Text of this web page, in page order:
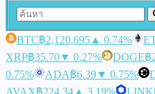
BTC฿2,120,695 ▲ 0.74%
XRP฿35.70▼ 0.27% DOGE฿
0.75%
ADA฿6.39▼ 0.75%
AVAX฿224.34 ▲ 3.19% LINK